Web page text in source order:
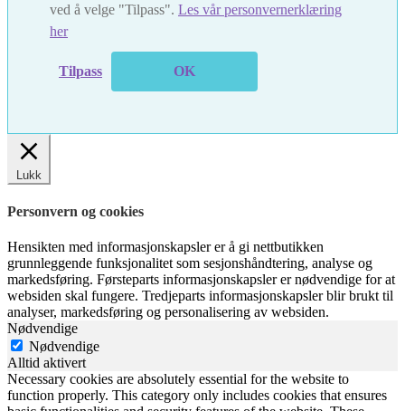
ved å velge "Tilpass". Les vår personvernerklæring
her
Tilpass OK
Lukk
Personvern og cookies
Hensikten med informasjonskapsler er å gi nettbutikken
grunnleggende funksjonalitet som sesjonshåndtering, analyse og
markedsføring. Førsteparts informasjonskapsler er nødvendige for at
websiden skal fungere. Tredjeparts informasjonskapsler blir brukt til
analyser, markedsføring og personalisering av websiden.
Nødvendige
Nødvendige
Alltid aktivert
Necessary cookies are absolutely essential for the website to
function properly. This category only includes cookies that ensures